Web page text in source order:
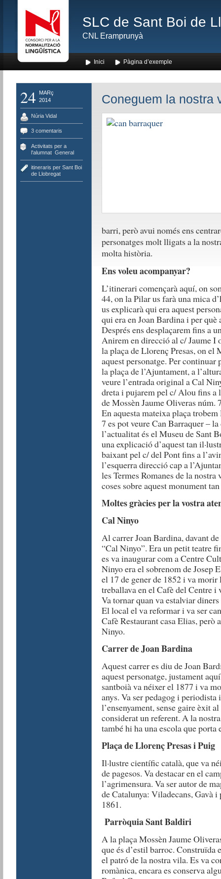
SLC de Sant Boi de
CNL Eramprunyà
Inici Pàgina d’exemple
24
MARç
2014
Núria Vidal
3 comentaris
Activitats per a
l'alumnat, General
itineraris per Sant Boi
de Llobregat
Coneguem la nostra
barri, però avui només ens
personatges molt lligats a la
molta història.
Ens voleu acompanyar?
L’itinerari començarà aquí, on
44, on la Pilar us farà una mica
us explicarà qui era aquest
qui era en Joan Bardina i per què
Després ens desplaçarem fins a
Anirem en direcció al c/ Jaume I
la plaça de Llorenç Presas, on el
aquest personatge. Per
la plaça de l’Ajuntament, a
veure l’entrada original a Cal
dreta i pujarem pel c/ Alou fins a
de Mossèn Jaume Oliveras núm.
En aquesta mateixa plaça
7 es pot veure Can Barraquer –
l’actualitat és el Museu de Sant
una explicació d’aquest tan
baixant pel c/ del Pont fins a
l’esquerra direcció cap a
les Termes Romanes de la
coses sobre aquest monument
Moltes gràcies per la vostra
Cal Ninyo
Al carrer Joan Bardina, davant
“Cal Ninyo”. Era un petit teatre
es va inaugurar com a Centre
Ninyo era el sobrenom de Josep
el 17 de gener de 1852 i va morir
treballava en el Cafè del Centre i
Va tornar quan va estalviar
El local el va reformar i va ser
Cafè Restaurant casa Elias, però
Ninyo.
Carrer deJoan Bardina
Aquest carrer es diu de Joan
aquest personatge, justament
santboià va néixer el 1877 i va
anys. Va ser pedagog i
l’ensenyament, sense gaire èxit
considerat un referent. A la
també hi ha una escola que porta
Plaça de Llorenç Presas i Puig
Il·lustre científic català, que va
de pagesos. Va destacar en el
l’agrimensura. Va ser autor de
de Catalunya: Viladecans, Gavà
1861.
Parròquia Sant Baldiri
A la plaça Mossèn Jaume
que és d’estil barroc. Construïda
el patró de la nostra vila. Es va
romànica, encara es conserva